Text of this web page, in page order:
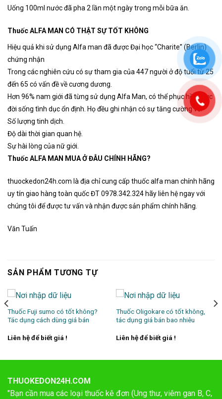
Uống 100ml nước đã pha 2 lần một ngày trong mỗi bữa ăn.
Thuốc ALFA MAN CÓ THẬT SỰ TỐT KHÔNG
Hiệu quả khi sử dụng Alfa man đã được Đại học “Charite” (Berlin)
chứng nhận
Trong các nghiên cứu có sự tham gia của 447 người ở độ tuổi từ 25
đến 65 có vấn đề về cương dương.
Hơn 96% nam giới đã từng sử dụng Alfa Man, có thể phục hồi được
đời sống tình dục ổn định. Họ đều ghi nhận có sự tăng cường về:
Số lượng tinh dịch.
Độ dài thời gian quan hệ.
Sự hài lòng của nữ giới.
Thuốc ALFA MAN MUA Ở ĐÂU CHÍNH HÃNG?
thuockedon24h.com là địa chỉ cung cấp thuốc alfa man chính hãng
uy tín giao hàng toàn quốc ĐT 0978.342.324 hãy liên hệ ngay với
chúng tôi để được tư vấn và nhận được sản phẩm chính hãng.
Văn Tuấn
SẢN PHẨM TƯƠNG TỰ
Thuốc Fuji sumo có tốt không?
Tác dụng cách dùng giá bán
Liên hệ để biết giá !
Thuốc Oligokare có tốt không,
tác dụng giá bán bao nhiêu
Liên hệ để biết giá !
THUOKEDON24H.COM
"Bạn cần mua các loại thuốc kê đơn (Ung thư, viêm gan B, C,